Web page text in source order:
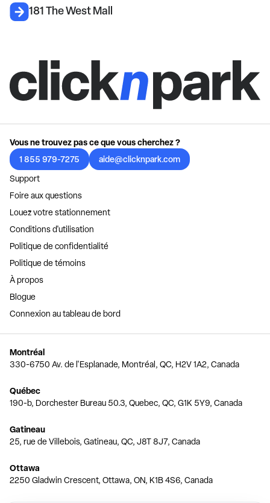
181 The West Mall
Vous ne trouvez pas ce que vous cherchez ?
1 855 979-7275
aide@clicknpark.com
Support
Foire aux questions
Louez votre stationnement
Conditions d'utilisation
Politique de confidentialité
Politique de témoins
À propos
Blogue
Connexion au tableau de bord
Montréal
330-6750 Av. de l'Esplanade, Montréal, QC, H2V 1A2, Canada
Québec
190-b, Dorchester Bureau 50.3, Quebec, QC, G1K 5Y9, Canada
Gatineau
25, rue de Villebois, Gatineau, QC, J8T 8J7, Canada
Ottawa
2250 Gladwin Crescent, Ottawa, ON, K1B 4S6, Canada